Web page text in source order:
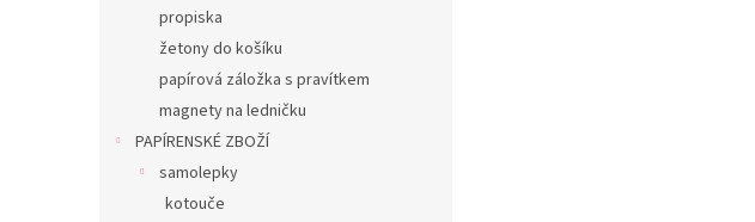
propiska
žetony do košíku
papírová záložka s pravítkem
magnety na ledničku
PAPÍRENSKÉ ZBOŽÍ
samolepky
kotouče